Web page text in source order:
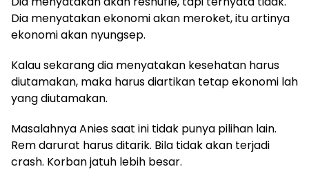
Dia menyatakan ekonomi akan meroket, itu artinya
ekonomi akan nyungsep.
Kalau sekarang dia menyatakan kesehatan harus
diutamakan, maka harus diartikan tetap ekonomi lah
yang diutamakan.
Masalahnya Anies saat ini tidak punya pilihan lain.
Rem darurat harus ditarik. Bila tidak akan terjadi
crash. Korban jatuh lebih besar.